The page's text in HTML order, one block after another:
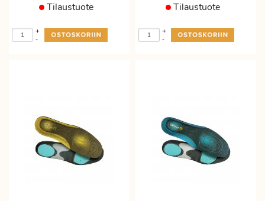
Tilaustuote
-
+
Tilaustuote
-
+